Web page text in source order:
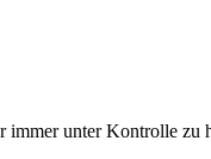
immer unter Kontrolle zu